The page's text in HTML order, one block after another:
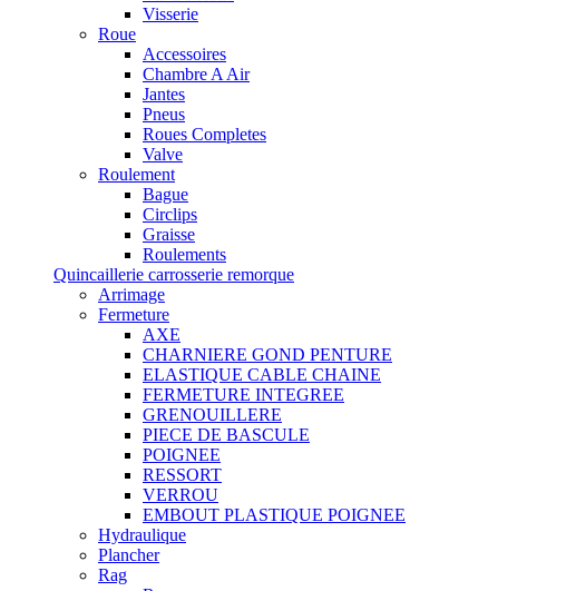
Visserie
Roue
Accessoires
Chambre A Air
Jantes
Pneus
Roues Completes
Valve
Roulement
Bague
Circlips
Graisse
Roulements
Quincaillerie carrosserie remorque
Arrimage
Fermeture
AXE
CHARNIERE GOND PENTURE
ELASTIQUE CABLE CHAINE
FERMETURE INTEGREE
GRENOUILLERE
PIECE DE BASCULE
POIGNEE
RESSORT
VERROU
EMBOUT PLASTIQUE POIGNEE
Hydraulique
Plancher
Rag